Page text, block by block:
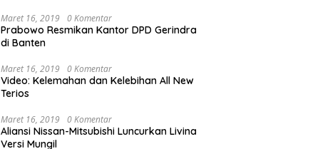
Maret 16, 2019 0 Komentar
Prabowo Resmikan Kantor DPD Gerindra
di Banten
Maret 16, 2019 0 Komentar
Video: Kelemahan dan Kelebihan All New
Terios
Maret 16, 2019 0 Komentar
Aliansi Nissan-Mitsubishi Luncurkan Livina
Versi Mungil